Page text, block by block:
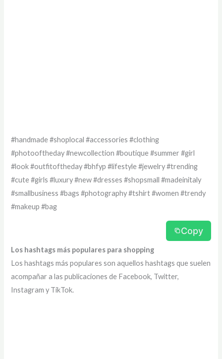
#handmade #shoplocal #accessories #clothing
#photooftheday #newcollection #boutique #summer #girl
#look #outfitoftheday #bhfyp #lifestyle #jewelry #trending
#cute #girls #luxury #new #dresses #shopsmall #madeinitaly
#smallbusiness #bags #photography #tshirt #women #trendy
#makeup #bag
Copy
Los hashtags más populares para shopping
Los hashtags más populares son aquellos hashtags que suelen
acompañar a las publicaciones de Facebook, Twitter,
Instagram y TikTok.